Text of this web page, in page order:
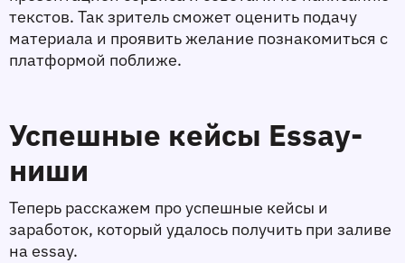
текстов. Так зритель сможет оценить подачу
материала и проявить желание познакомиться с
платформой поближе.
Успешные кейсы Essay-
ниши
Теперь расскажем про успешные кейсы и
заработок, который удалось получить при заливе
на essay.